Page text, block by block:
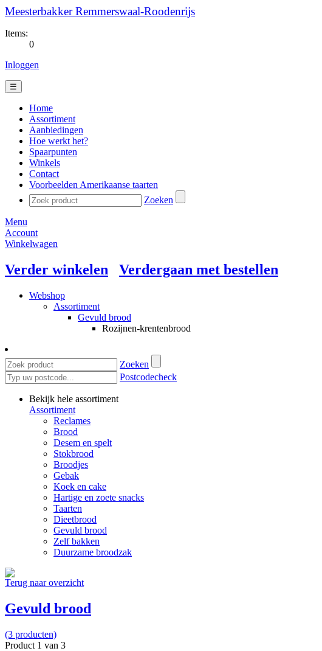
Meesterbakker Remmerswaal-Roodenrijs
Items:
0
Inloggen
☰
Home
Assortiment
Aanbiedingen
Hoe werkt het?
Spaarpunten
Winkels
Contact
Voorbeelden Amerikaanse taarten
Zoeken
Menu
Account
Winkelwagen
Verder winkelen Verdergaan met bestellen
Webshop
Assortiment
Gevuld brood
Rozijnen-krentenbrood
Zoeken
Postcodecheck
Bekijk hele assortiment
Assortiment
Reclames
Brood
Desem en spelt
Stokbrood
Broodjes
Gebak
Koek en cake
Hartige en zoete snacks
Taarten
Dieetbrood
Gevuld brood
Zelf bakken
Duurzame broodzak
Terug naar overzicht
Gevuld brood
(3 producten)
Product 1 van 3